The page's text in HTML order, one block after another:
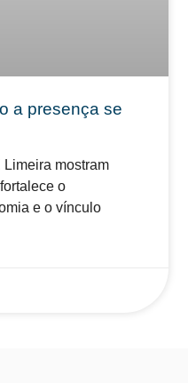
a presença se
mostram
o
e o vínculo